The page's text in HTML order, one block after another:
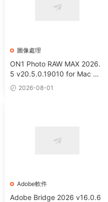
圖像處理
ON1 Photo RAW MAX 2026.
5 v20.5.0.19010 for Mac 中
文版 強大HDR照片創建處理軟
件
2026-08-01
Adobe軟件
Adobe Bridge 2026 v16.0.6